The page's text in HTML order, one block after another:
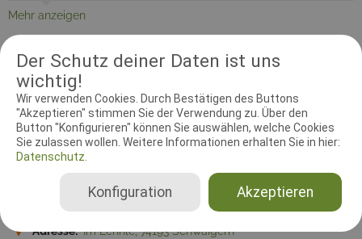
Der Schutz deiner Daten ist uns
wichtig!
Wir verwenden Cookies. Durch Bestätigen des Buttons
"Akzeptieren" stimmen Sie der Verwendung zu. Über den
Button "Konfigurieren" können Sie auswählen, welche Cookies
Sie zulassen wollen. Weitere Informationen erhalten Sie in hier:
Datenschutz.
Akzeptieren
Konfiguration
angeboten: NEIN Annahmeverfahren / Sonstiges: 2 Tages Starter
werden bevorzugt angenommen
Mehr anzeigen
Information Kontakt Prüfungsleiter
Zeitzone: Europe/Berlin
Meldebeginn:01.02.2016 08:00:00
Meldeschluss:01.05.2016 00:00:00
Startplätze:
Agility
Ausrichtender Verein:
HSV Schwaigern
Adresse: Im Lehnle, 74193 Schwaigern